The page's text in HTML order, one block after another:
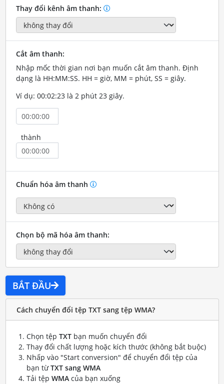
Thay đổi kênh âm thanh:
Cắt âm thanh:
Nhập mốc thời gian nơi bạn muốn cắt âm thanh. Định
dạng là HH:MM:SS. HH = giờ, MM = phút, SS = giây.
Ví dụ: 00:02:23 là 2 phút 23 giây.
thành
Chuẩn hóa âm thanh
Chọn bộ mã hóa âm thanh:
BẮT ĐẦU
Cách chuyển đổi tệp TXT sang tệp WMA?
Chọn tệp TXTbạn muốn chuyển đổi
Thay đổi chất lượng hoặc kích thước (không bắt buộc)
Nhấp vào "Start conversion" để chuyển đổi tệp của
bạn từTXT sang WMA
Tải tệp WMAcủa bạn xuống